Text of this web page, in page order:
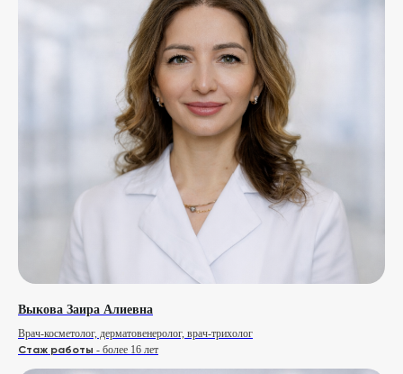
Выкова Заира Алиевна
Врач-косметолог, дерматовенеролог, врач-трихолог
Стаж работы - более 16 лет
Часто задаваемые вопросы
Что чаще всего спрашивают